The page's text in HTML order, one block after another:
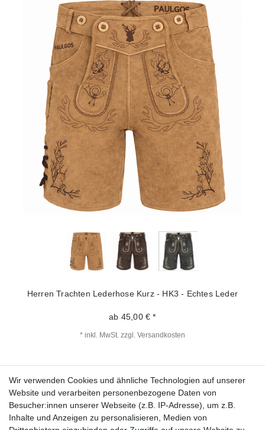
Herren Trachten Lederhose Kurz - HK3 - Echtes Leder
ab 45,00 € *
* inkl. MwSt. zzgl. Versandkosten
Fragen zur Bestellung?
Zahlungsarten
Wir verwenden Cookies und ähnliche Technologien auf unserer
Website und verarbeiten personenbezogene Daten von
Besucher:innen unserer Webseite (z.B. IP-Adresse), um z.B.
Inhalte und Anzeigen zu personalisieren, Medien von